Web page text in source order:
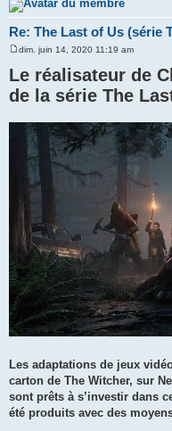
Re: The Last of Us (série
s
a
e
dim. juin 14, 2020 11:19 am
Le réalisateur de
de la série The
Les adaptations de jeux
carton de The Witcher, sur
sont prêts à s’investir dans
été produits avec des